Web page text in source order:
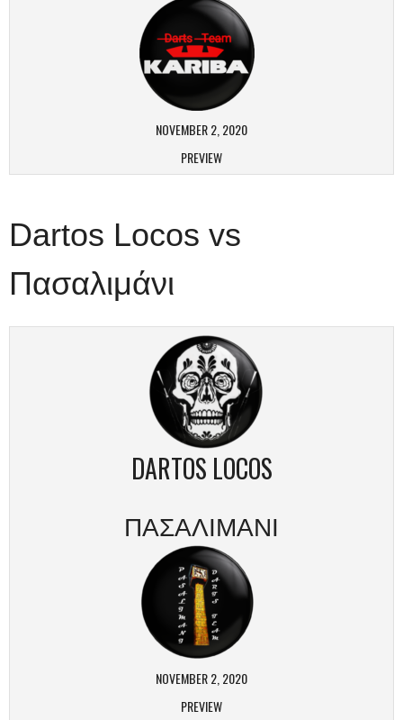
NOVEMBER 2, 2020
PREVIEW
Dartos Locos vs
Πασαλιμάνι
DARTOS LOCOS
ΠΑΣΑΛΙΜΑΝΙ
NOVEMBER 2, 2020
PREVIEW